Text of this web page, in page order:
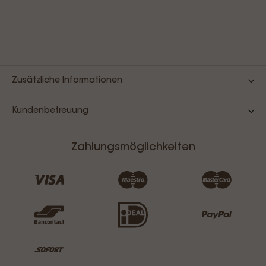
Zusätzliche Informationen
Kundenbetreuung
Zahlungsmöglichkeiten